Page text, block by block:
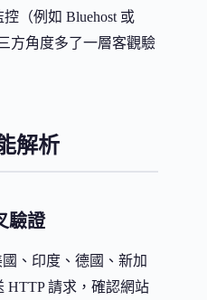
（例如 Bluehost 或
方角度多了一層客觀驗
解析
驗證
國、印度、德國、新加
HTTP 請求，確認網站